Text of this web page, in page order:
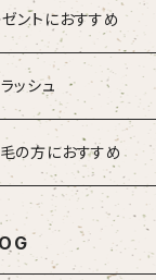
ハイル
プロラボ
ントにおすすめ
女性
ッシュ
強髪
の方におすすめ
（スワエ）